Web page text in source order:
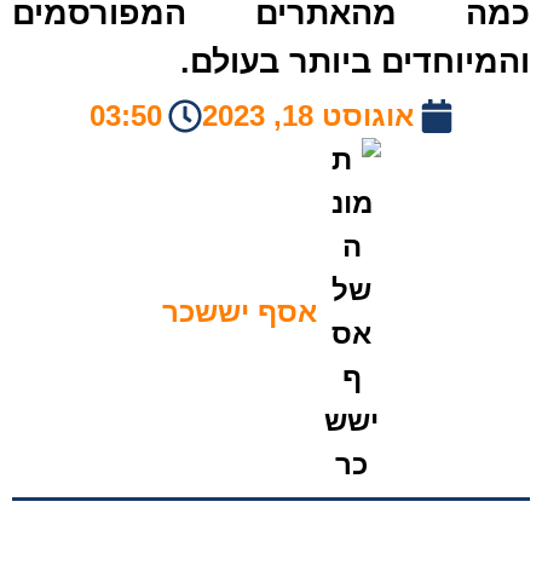
מהאתרים המפורסמים
ביותר בעולם.
אוגוסט 18, 2023 03:50
אסף יששכר